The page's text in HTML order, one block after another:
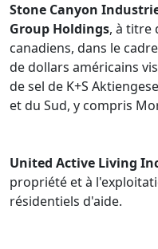
Stone Canyon
Group Holdings, à titre
canadiens, dans le
de dollars américains
de sel de K+S
et du Sud, y compris
United Active Living
propriété et à
résidentiels d'aide.